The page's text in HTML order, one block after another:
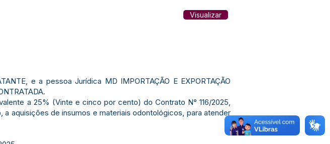
Visualizar
e a pessoa Jurídica MD IMPORTAÇÃO E EXPORTAÇÃO
a 25% (Vinte e cinco por cento) do Contrato N° 116/2025,
a aquisições de insumos e materiais odontológicos, para atender